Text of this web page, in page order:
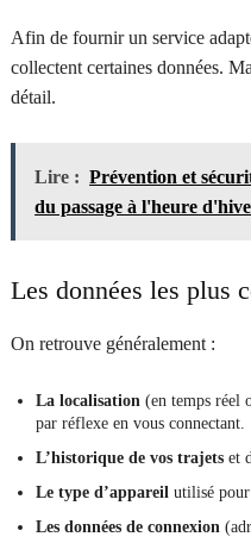
Afin de fournir un service
collectent certaines données.
détail.
Lire : Prévention et
du passage à l'heure
Les données les plus
On retrouve généralement :
La localisation (en temps réel
par réflexe en vous connectant.
L’historique de vos trajets et
Le type d’appareil utilisé pour
Les données de connexion